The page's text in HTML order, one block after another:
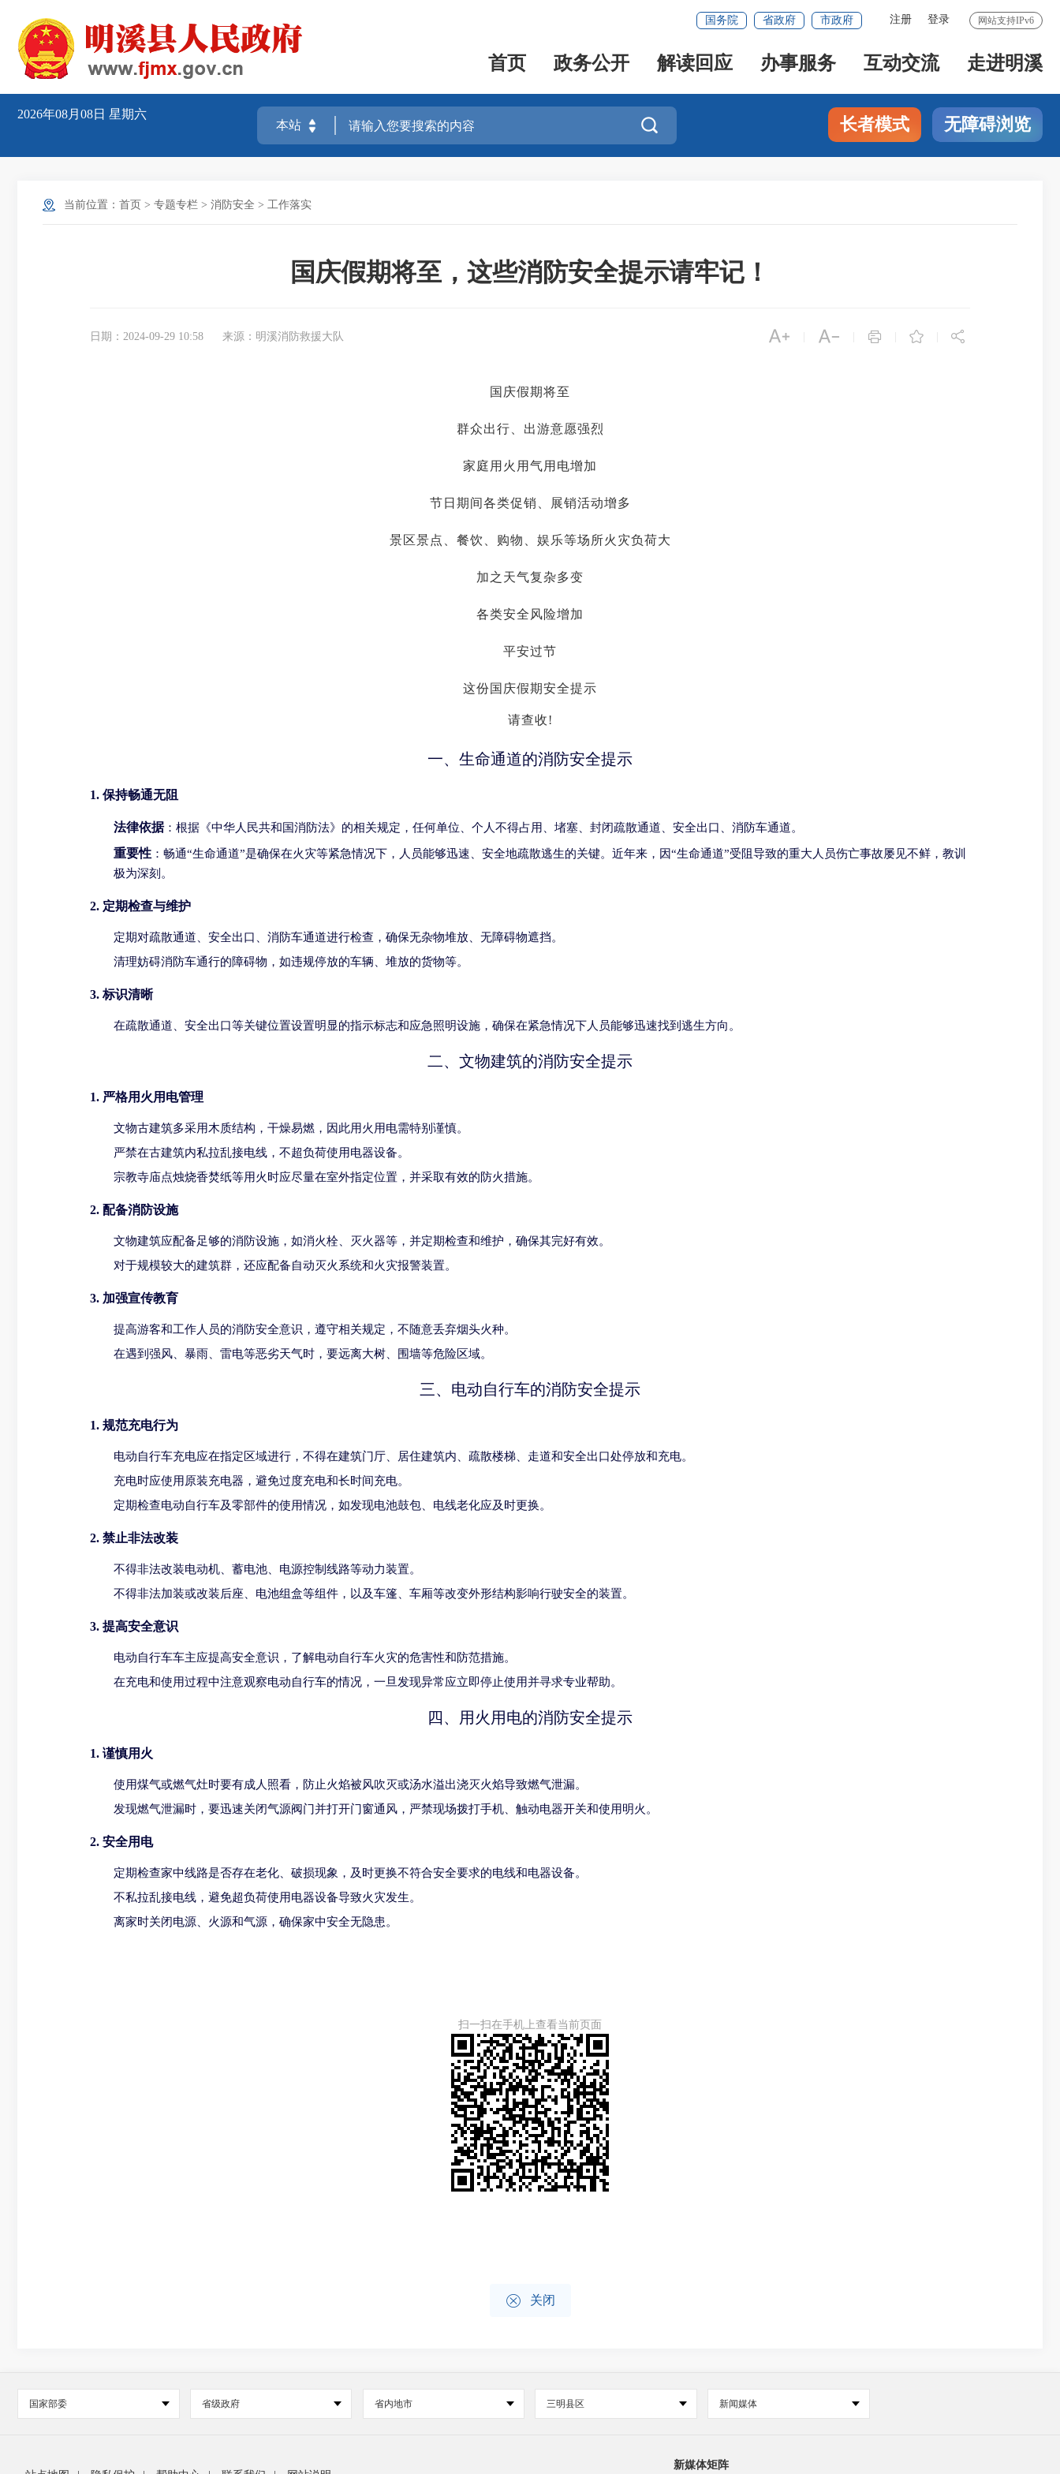
网站支持IPv6
注册 登录
国务院 省政府 市政府
首页 政务公开 解读回应 办事服务 互动交流 走进明溪
2026年08月08日 星期六
 长者模式 无障碍浏览
当前位置： 首页 > 专题专栏 > 消防安全 > 工作落实
国庆假期将至，这些消防安全提示请牢记！
日期：2024-09-29 10:58 来源：明溪消防救援大队     
国庆假期将至
群众出行、出游意愿强烈
家庭用火用气用电增加
节日期间各类促销、展销活动增多
景区景点、餐饮、购物、娱乐等场所火灾负荷大
加之天气复杂多变
各类安全风险增加
平安过节
这份国庆假期安全提示
请查收!
一、生命通道的消防安全提示
1. 保持畅通无阻
法律依据：根据《中华人民共和国消防法》的相关规定，任何单位、个人不得占用、堵塞、封闭疏散通道、安全出口、消防车通道。
重要性 ：畅通“生命通道”是确保在火灾等紧急情况下，人员能够迅速、安全地疏散逃生的关键。近年来，因“生命通道”受阻导致的重大人员伤亡事故屡见不鲜，教训
极为深刻。
2. 定期检查与维护
定期对疏散通道、安全出口、消防车通道进行检查，确保无杂物堆放、无障碍物遮挡。
清理妨碍消防车通行的障碍物，如违规停放的车辆、堆放的货物等。
3. 标识清晰
在疏散通道、安全出口等关键位置设置明显的指示标志和应急照明设施，确保在紧急情况下人员能够迅速找到逃生方向。
二、文物建筑的消防安全提示
1. 严格用火用电管理
文物古建筑多采用木质结构，干燥易燃，因此用火用电需特别谨慎。
严禁在古建筑内私拉乱接电线，不超负荷使用电器设备。
宗教寺庙点烛烧香焚纸等用火时应尽量在室外指定位置，并采取有效的防火措施。
2. 配备消防设施
文物建筑应配备足够的消防设施，如消火栓、灭火器等，并定期检查和维护，确保其完好有效。
对于规模较大的建筑群，还应配备自动灭火系统和火灾报警装置。
3. 加强宣传教育
提高游客和工作人员的消防安全意识，遵守相关规定，不随意丢弃烟头火种。
在遇到强风、暴雨、雷电等恶劣天气时，要远离大树、围墙等危险区域。
三、电动自行车的消防安全提示
1. 规范充电行为
电动自行车充电应在指定区域进行，不得在建筑门厅、居住建筑内、疏散楼梯、走道和安全出口处停放和充电。
充电时应使用原装充电器，避免过度充电和长时间充电。
定期检查电动自行车及零部件的使用情况，如发现电池鼓包、电线老化应及时更换。
2. 禁止非法改装
不得非法改装电动机、蓄电池、电源控制线路等动力装置。
不得非法加装或改装后座、电池组盒等组件，以及车篷、车厢等改变外形结构影响行驶安全的装置。
3. 提高安全意识
电动自行车车主应提高安全意识，了解电动自行车火灾的危害性和防范措施。
在充电和使用过程中注意观察电动自行车的情况，一旦发现异常应立即停止使用并寻求专业帮助。
四、用火用电的消防安全提示
1. 谨慎用火
使用煤气或燃气灶时要有成人照看，防止火焰被风吹灭或汤水溢出浇灭火焰导致燃气泄漏。
发现燃气泄漏时，要迅速关闭气源阀门并打开门窗通风，严禁现场拨打手机、触动电器开关和使用明火。
2. 安全用电
定期检查家中线路是否存在老化、破损现象，及时更换不符合安全要求的电线和电器设备。
不私拉乱接电线，避免超负荷使用电器设备导致火灾发生。
离家时关闭电源、火源和气源，确保家中安全无隐患。
扫一扫在手机上查看当前页面
 关闭
国家部委 省级政府 省内地市 三明县区 新闻媒体
新媒体矩阵